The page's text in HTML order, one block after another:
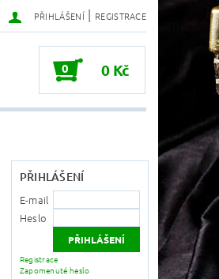
PŘIHLÁŠENÍ | REGISTRACE
0 0 Kč
PŘIHLÁŠENÍ
E-mail
Heslo
Registrace
Zapomenuté heslo